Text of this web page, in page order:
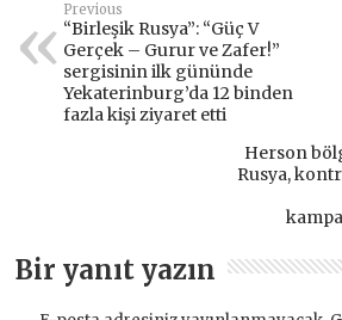
Previous
“Birleşik Rusya”: “Güç V
Gerçek – Gurur ve Zafer!”
sergisinin ilk gününde
Yekaterinburg’da 12 binden
fazla kişi ziyaret etti
Herson
Rusya,
Bir yanıt yazın